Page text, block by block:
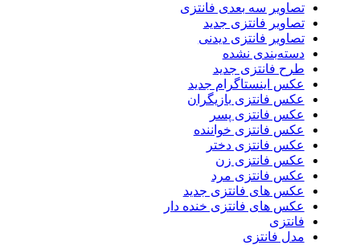
تصاویر سه بعدی فانتزی
تصاویر فانتزی جدید
تصاویر فانتزی دیدنی
دسته‌بندی نشده
طرح فانتزی جدید
عکس اینستاگرام جدید
عکس فانتزی بازیگران
عکس فانتزی پسر
عکس فانتزی خواننده
عکس فانتزی دختر
عکس فانتزی زن
عکس فانتزی مرد
عکس های فانتزی جدید
عکس های فانتزی خنده دار
فانتزی
مدل فانتزی